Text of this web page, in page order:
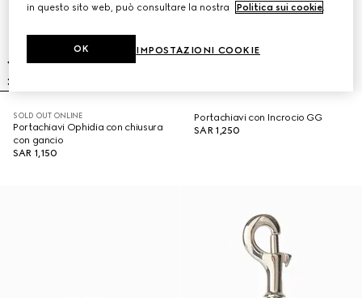
SOLD OUT ONLINE
Portachiavi Ophidia con chiusura
con gancio
SAR 1,150
Portachiavi con Incrocio GG
SAR 1,250
in questo sito web, può consultare la nostra
Politica sui cookie
IMPOSTAZIONI COOKIE
OK